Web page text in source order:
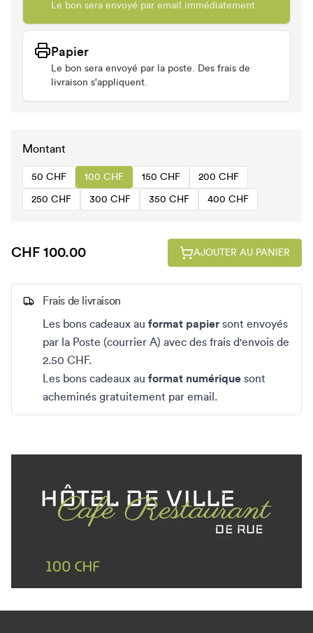
Le bon sera envoyé par email immédiatement.
Papier
Le bon sera envoyé par la poste. Des frais de
livraison s'appliquent.
Montant
50 CHF 100 CHF 150 CHF 200 CHF
250 CHF 300 CHF 350 CHF 400 CHF
CHF 100.00 AJOUTER AU PANIER
Frais de livraison
Les bons cadeaux au format papier sont envoyés
par la Poste (courrier A) avec des frais d'envois de
2.50 CHF.
Les bons cadeaux au format numérique sont
acheminés gratuitement par email.